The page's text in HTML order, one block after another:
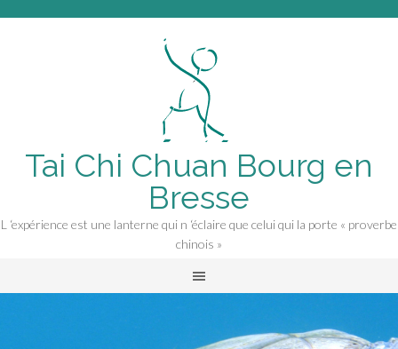
Tai Chi Chuan Bourg en
Bresse
L ‘expérience est une lanterne qui n ‘éclaire que celui qui la porte « proverbe
chinois »